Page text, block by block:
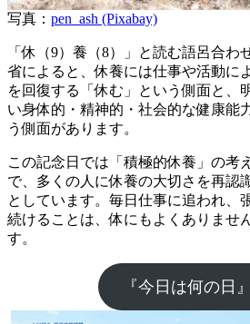
写真： pen_ash (Pixabay)
「休（9）養（8）」と読む語呂合わ
省によると、休養には仕事や活動に
を回復する「休む」という側面と、
い身体的・精神的・社会的な健康能
う側面があります。
この記念日では「積極的休養」の考
で、多くの人に休養の大切さを再認
としています。毎日仕事に追われ、
続けることは、体にもよくありませ
す。
『今日は何の日